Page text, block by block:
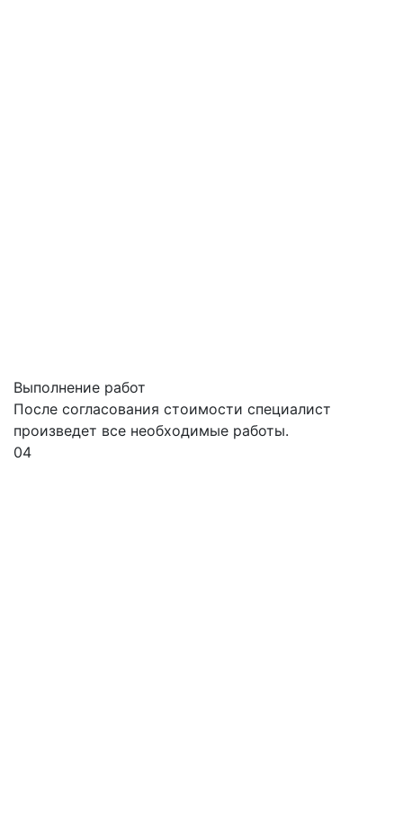
Выполнение работ
После согласования стоимости специалист
произведет все необходимые работы.
04